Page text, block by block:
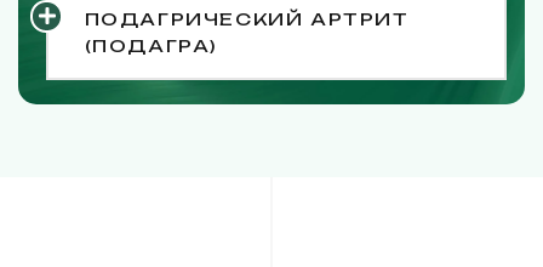
ПОДАГРИЧЕСКИЙ АРТРИТ
(ПОДАГРА)